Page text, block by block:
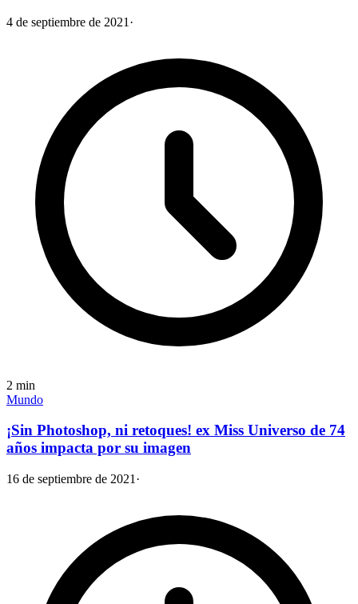
4 de septiembre de 2021 ·
2 min
Mundo
¡Sin Photoshop, ni retoques! ex Miss Universo de 74
años impacta por su imagen
16 de septiembre de 2021 ·